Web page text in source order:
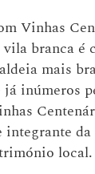
Vinhas
vila branca é
mais
inúmeros
local.